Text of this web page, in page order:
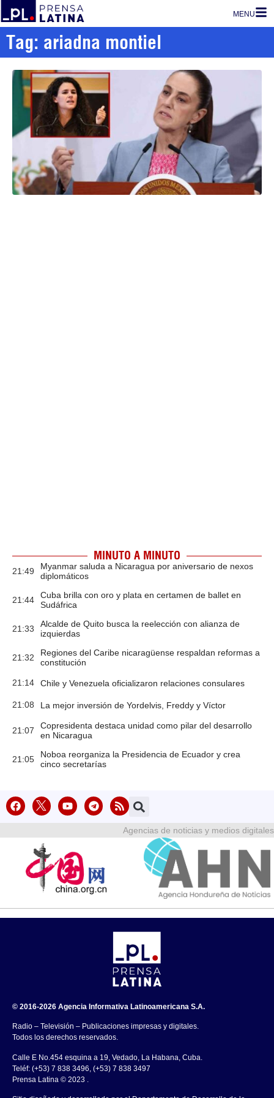
MENU
Tag: ariadna montiel
MINUTO A MINUTO
21:49
Myanmar saluda a Nicaragua por aniversario de nexos
diplomáticos
21:44
Cuba brilla con oro y plata en certamen de ballet en
Sudáfrica
21:33
Alcalde de Quito busca la reelección con alianza de
izquierdas
21:32
Regiones del Caribe nicaragüense respaldan reformas a
constitución
21:14 Chile y Venezuela oficializaron relaciones consulares
21:08 La mejor inversión de Yordelvis, Freddy y Víctor
21:07
Copresidenta destaca unidad como pilar del desarrollo
en Nicaragua
21:05
Noboa reorganiza la Presidencia de Ecuador y crea
cinco secretarías
Agencias de noticias y medios digitales
© 2016-2026 Agencia Informativa Latinoamericana S.A.
Radio – Televisión – Publicaciones impresas y digitales.
Todos los derechos reservados.
Calle E No.454 esquina a 19, Vedado, La Habana, Cuba.
Teléf: (+53) 7 838 3496, (+53) 7 838 3497
Prensa Latina © 2023 .